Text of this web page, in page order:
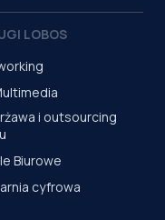
LOBOS
i outsourcing
Biurowe
cyfrowa